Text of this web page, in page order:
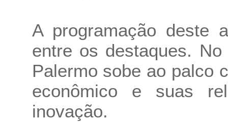
A programação deste
entre os destaques.
Palermo sobe ao palco
econômico e suas
inovação.